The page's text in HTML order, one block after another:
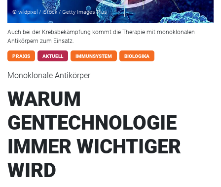
© wildpixel / iStock / Getty Images Plus
Auch bei der Krebsbekämpfung kommt die Therapie mit monoklonalen
Antikörpern zum Einsatz.
PRAXIS AKTUELL IMMUNSYSTEM BIOLOGIKA
Monoklonale Antikörper
WARUM
GENTECHNOLOGIE
IMMER WICHTIGER
WIRD